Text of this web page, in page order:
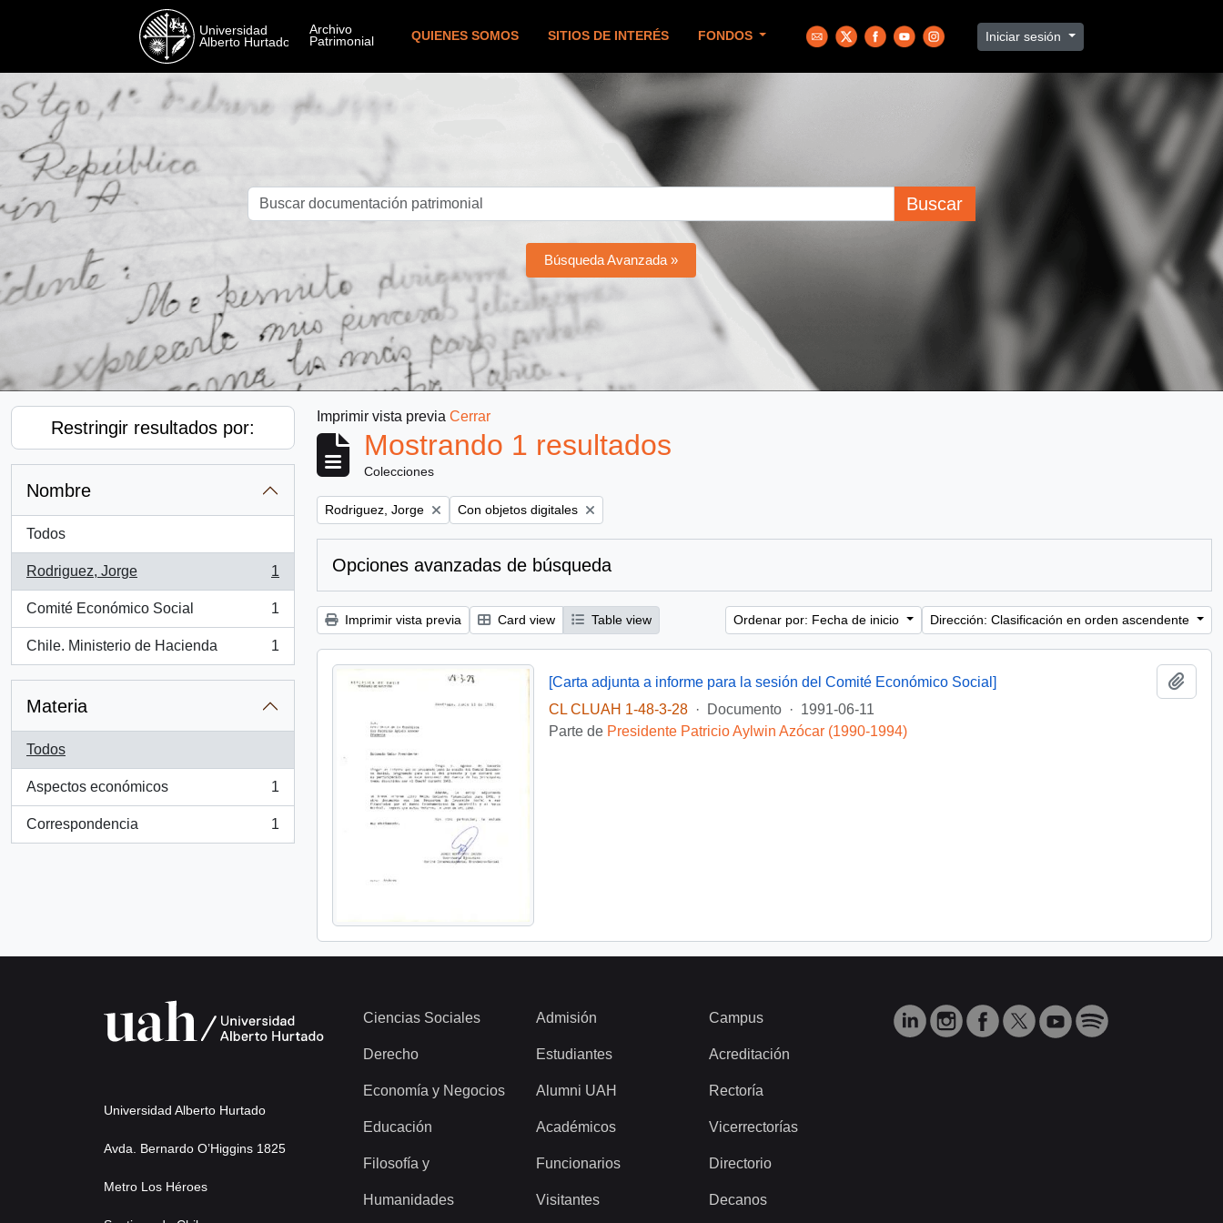
QUIENES SOMOS SITIOS DE INTERÉS FONDOS Iniciar sesión
Buscar
Búsqueda Avanzada »
Restringir resultados por:
Nombre
Todos
Rodriguez, Jorge
, 1 resultados
1
Comité Económico Social
, 1 resultados
1
Chile. Ministerio de Hacienda
, 1 resultados
1
Materia
Todos
Aspectos económicos
, 1 resultados
1
Correspondencia
, 1 resultados
1
Imprimir vista previa Cerrar
Mostrando 1 resultados
Colecciones
Remove filter:
Rodriguez, Jorge Remove filter:
Con objetos digitales
Opciones avanzadas de búsqueda
Imprimir vista previa Card view Table view Ordenar por: Fecha de inicio Dirección: Clasificación en orden ascendente
[Carta adjunta a informe para la sesión del Comité Económico Social]
CL CLUAH 1-48-3-28
· Documento · 1991-06-11
Parte de Presidente Patricio Aylwin Azócar (1990-1994)
Universidad Alberto Hurtado
Avda. Bernardo O’Higgins 1825
Metro Los Héroes
Ciencias Sociales
Derecho
Economía y Negocios
Educación
Filosofía y
Humanidades
Admisión
Estudiantes
Alumni UAH
Académicos
Funcionarios
Visitantes
Campus
Acreditación
Rectoría
Vicerrectorías
Directorio
Decanos